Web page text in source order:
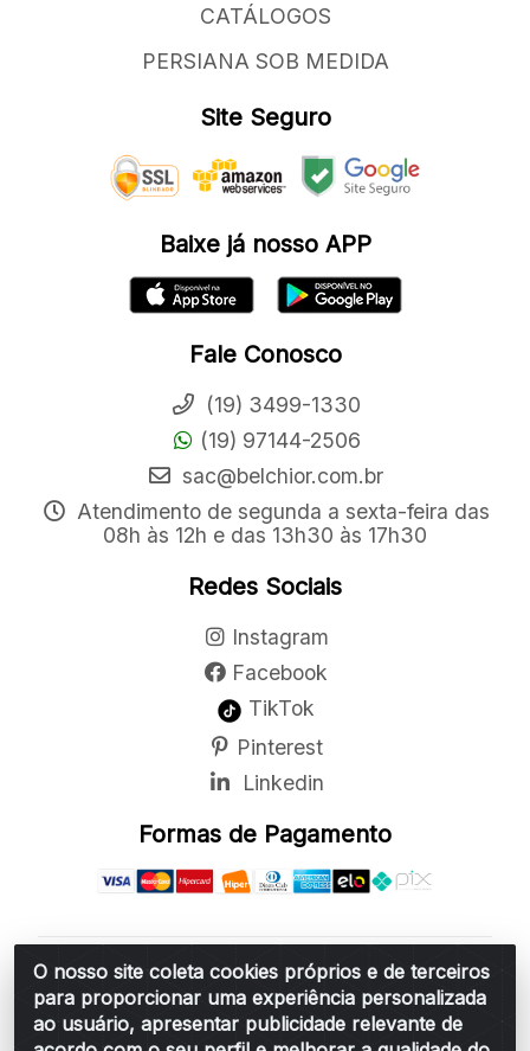
O nosso site coleta cookies próprios e de terceiros
para proporcionar uma experiência personalizada
ao usuário, apresentar publicidade relevante de
CATÁLOGOS
PERSIANA SOB MEDIDA
Site Seguro
Baixe já nosso APP
Fale Conosco
(19) 3499-1330
(19) 97144-2506
sac@belchior.com.br
Atendimento de segunda a sexta-feira das
08h às 12h e das 13h30 às 17h30
Redes Sociais
Instagram
Facebook
TikTok
Pinterest
Linkedin
Formas de Pagamento
Belchior Cortinas e Acessórios LTDA - R: Rua
Vereador Sérgio Leopoldino Alves, 876 - Santa
Bárbara d'Oeste/SP - CEP 13.456-166 - CNPJ